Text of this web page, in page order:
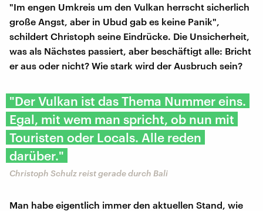
"Im engen Umkreis um den Vulkan herrscht sicherlich
große Angst, aber in Ubud gab es keine Panik",
schildert Christoph seine Eindrücke. Die Unsicherheit,
was als Nächstes passiert, aber beschäftigt alle: Bricht
er aus oder nicht? Wie stark wird der Ausbruch sein?
"Der Vulkan ist das Thema Nummer eins.
Egal, mit wem man spricht, ob nun mit
Touristen oder Locals. Alle reden
darüber."
Christoph Schulz reist gerade durch Bali
Man habe eigentlich immer den aktuellen Stand, wie